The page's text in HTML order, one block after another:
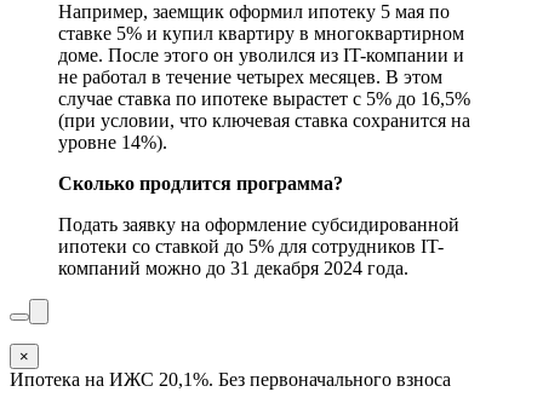
Например, заемщик оформил ипотеку 5 мая по
ставке 5% и купил квартиру в многоквартирном
доме. После этого он уволился из IT-компании и
не работал в течение четырех месяцев. В этом
случае ставка по ипотеке вырастет с 5% до 16,5%
(при условии, что ключевая ставка сохранится на
уровне 14%).
Сколько продлится программа?
Подать заявку на оформление субсидированной
ипотеки со ставкой до 5% для сотрудников IT-
компаний можно до 31 декабря 2024 года.
×
Ипотека на ИЖС 20,1%. Без первоначального взноса